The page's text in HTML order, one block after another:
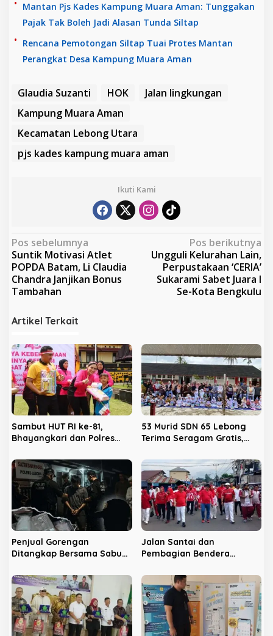
Mantan Pjs Kades Kampung Muara Aman: Tunggakan
Pajak Tak Boleh Jadi Alasan Tunda Siltap
Rencana Pemotongan Siltap Tuai Protes Mantan
Perangkat Desa Kampung Muara Aman
Glaudia Suzanti HOK
Jalan lingkungan
Kampung Muara Aman
Kecamatan Lebong Utara
pjs kades kampung muara aman
Ikuti Kami
N
a
v
i
g
a
s
i
p
o
s
Pos sebelumnya
Suntik Motivasi Atlet
POPDA Batam, Li Claudia
Chandra Janjikan Bonus
Tambahan
Pos berikutnya
Ungguli Kelurahan Lain,
Perpustakaan ‘CERIA’
Sukarami Sabet Juara I
Se-Kota Bengkulu
Artikel Terkait
Sambut HUT RI ke-81,
Bhayangkari dan Polres
Asuhan Berbagi Keceriaan
53 Murid SDN 65 Lebong
Terima Seragam Gratis,
Ruang Kelas
Penjual Gorengan
Ditangkap Bersama Sabu
Oknum APH Disebut Saat
Interogasi
Jalan Santai dan
Pembagian Bendera
Lebong